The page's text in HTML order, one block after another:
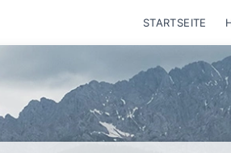
STARTSEITE